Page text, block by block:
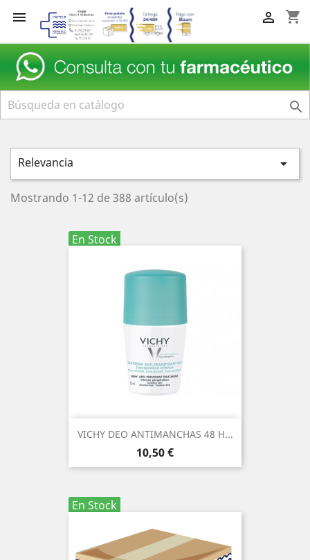
 shopping_cart


Relevancia 
Mostrando 1-12 de 388 artículo(s)
En Stock
VICHY DEO ANTIMANCHAS 48 H...
Precio
10,50 €
En Stock